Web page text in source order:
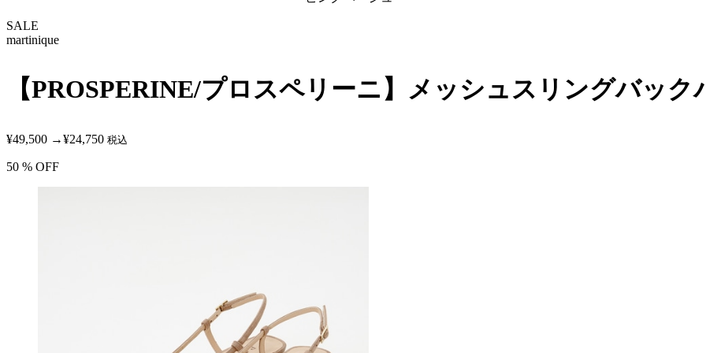
SALE
martinique
【PROSPERINE/プロスペリーニ】メッシュスリングバック
¥49,500 →¥24,750 税込
50 % OFF